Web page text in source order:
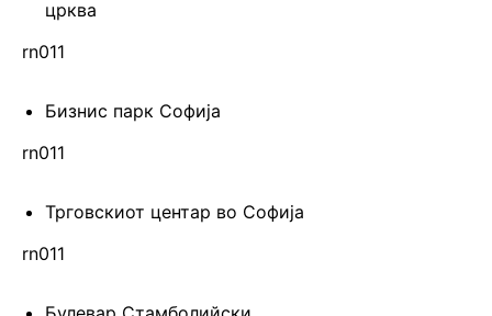
црква
rn011
Бизнис парк Софија
rn011
Трговскиот центар во Софија
rn011